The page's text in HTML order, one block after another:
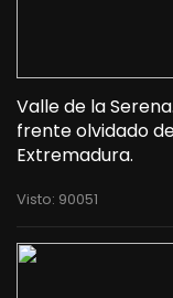
Valle de la
frente olvidado
Extremadura.
Visto: 90051